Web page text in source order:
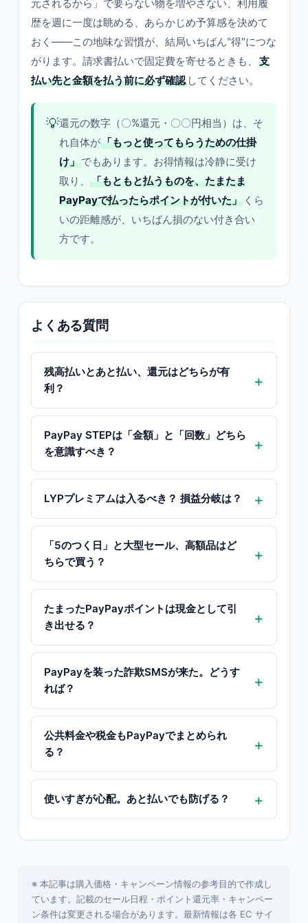
元されるから」で要らない物を増やさない、利用履
歴を週に一度は眺める、あらかじめ予算感を決めて
おく——この地味な習慣が、結局いちばん"得"につな
がります。請求書払いで固定費を寄せるときも、
支
払い先と金額を払う前に必ず確認 してください。
💡還元の数字（〇%還元・〇〇円相当）は、そ
れ自体が「もっと使ってもらうための仕掛
け」でもあります。お得情報は冷静に受け
取り、
「もともと払うものを、たまたま
PayPayで払ったらポイントが付いた」 くら
いの距離感が、いちばん損のない付き合い
方です。
よくある質問
残高払いとあと払い、還元はどちらが有
利？
PayPay STEPは「金額」と「回数」どちら
を意識すべき？
LYPプレミアムは入るべき？ 損益分岐は？
「5のつく日」と大型セール、高額品はど
ちらで買う？
たまったPayPayポイントは現金として引
き出せる？
PayPayを装った詐欺SMSが来た。どうす
れば？
公共料金や税金もPayPayでまとめられ
る？
使いすぎが心配。あと払いでも防げる？
※ 本記事は購入価格・キャンペーン情報の参考目的で作成し
ています。記載のセール日程・ポイント還元率・キャンペー
ン条件は変更される場合があります。最新情報は各 EC サイ